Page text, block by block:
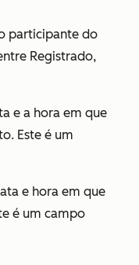
participante do
Registrado,
e a hora em que
Este é um
e hora em que
é um campo